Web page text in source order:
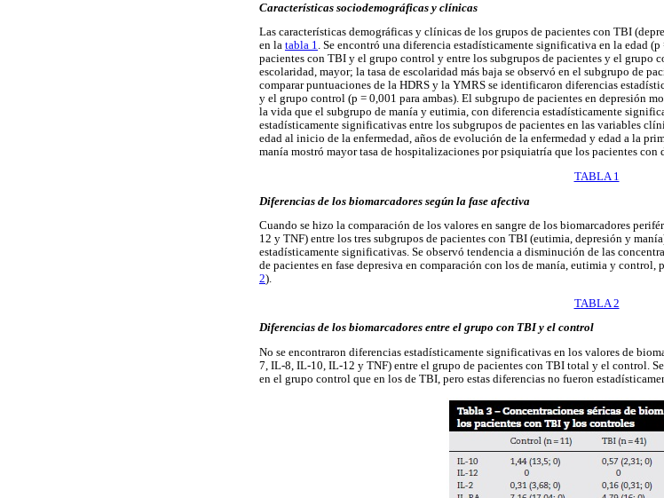
Características sociodemográficas y clínicas
Las características demográficas y clínicas de los grupos de pacientes con TBI
en la tabla 1. Se encontró una diferencia estadísticamente significativa en la edad
pacientes con TBI y el grupo control y entre los subgrupos de pacientes y el grupo
escolaridad, mayor; la tasa de escolaridad más baja se observó en el subgrupo de
comparar puntuaciones de la HDRS y la YMRS se identificaron diferencias
y el grupo control (p = 0,001 para ambas). El subgrupo de pacientes en depresión
la vida que el subgrupo de manía y eutimia, con diferencia estadísticamente
estadísticamente significativas entre los subgrupos de pacientes en las variables
edad al inicio de la enfermedad, años de evolución de la enfermedad y edad a la
manía mostró mayor tasa de hospitalizaciones por psiquiatría que los pacientes con
TABLA 1
Diferencias de los biomarcadores según la fase afectiva
Cuando se hizo la comparación de los valores en sangre de los biomarcadores
12 y TNF) entre los tres subgrupos de pacientes con TBI (eutimia, depresión y
estadísticamente significativas. Se observó tendencia a disminución de las
de pacientes en fase depresiva en comparación con los de manía, eutimia y
2).
TABLA 2
Diferencias de los biomarcadores entre el grupo con TBI y el control
No se encontraron diferencias estadísticamente significativas en los valores de
7, IL-8, IL-10, IL-12 y TNF) entre el grupo de pacientes con TBI total y el control.
en el grupo control que en los de TBI, pero estas diferencias no fueron